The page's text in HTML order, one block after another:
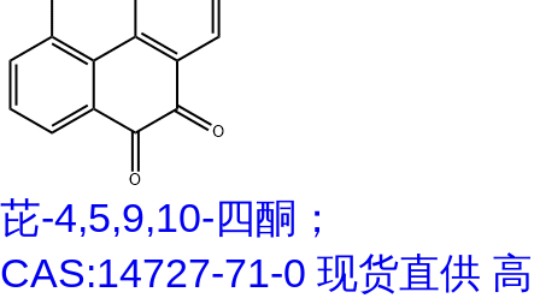
芘-4,5,9,10-四酮；
CAS:14727-71-0 现货直供 高